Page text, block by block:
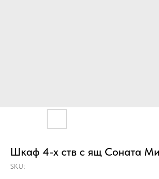
Шкаф 4-х ств с ящ Соната
SKU: